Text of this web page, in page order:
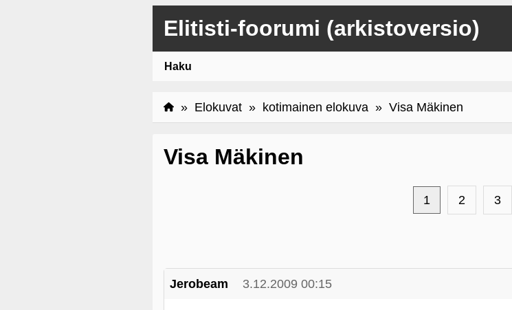
Elitisti-foorumi (arkistoversio)
Haku
» Elokuvat » kotimainen elokuva » Visa Mäkinen
Visa Mäkinen
1 2 3
Jerobeam 3.12.2009 00:15